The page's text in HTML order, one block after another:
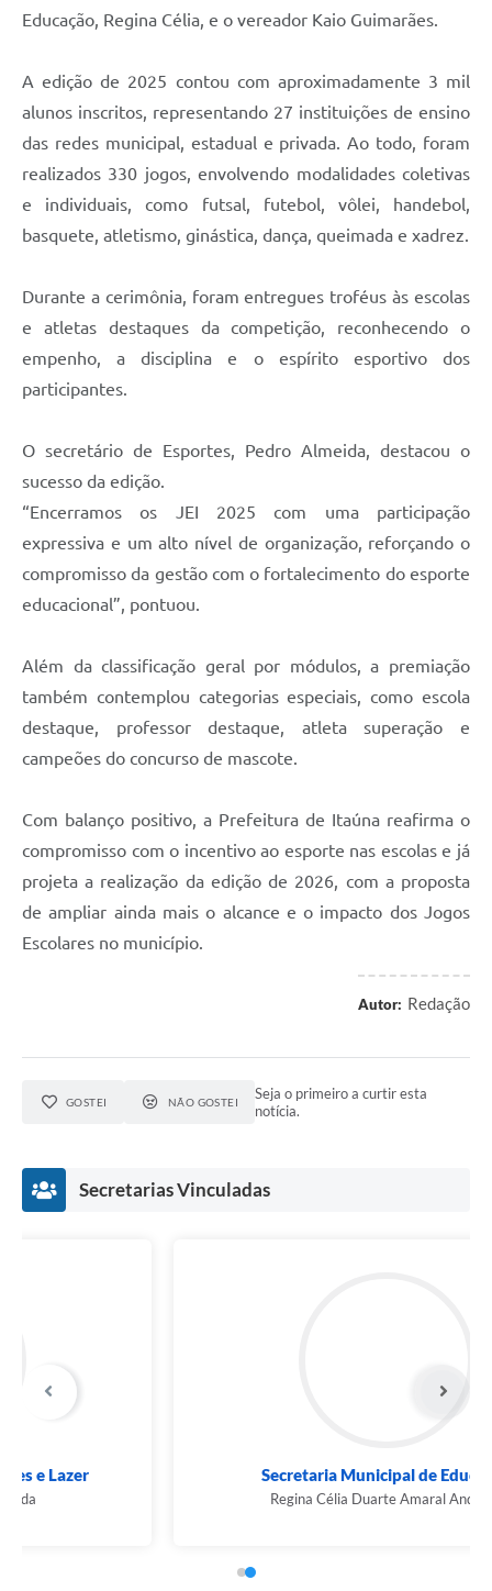
Educação, Regina Célia, e o vereador Kaio Guimarães.
A edição de 2025 contou com aproximadamente 3 mil
alunos inscritos, representando 27 instituições de ensino
das redes municipal, estadual e privada. Ao todo, foram
realizados 330 jogos, envolvendo modalidades coletivas
e individuais, como futsal, futebol, vôlei, handebol,
basquete, atletismo, ginástica, dança, queimada e xadrez.
Durante a cerimônia, foram entregues troféus às escolas
e atletas destaques da competição, reconhecendo o
empenho, a disciplina e o espírito esportivo dos
participantes.
O secretário de Esportes, Pedro Almeida, destacou o
sucesso da edição.
“Encerramos os JEI 2025 com uma participação
expressiva e um alto nível de organização, reforçando o
compromisso da gestão com o fortalecimento do esporte
educacional”, pontuou.
Além da classificação geral por módulos, a premiação
também contemplou categorias especiais, como escola
destaque, professor destaque, atleta superação e
campeões do concurso de mascote.
Com balanço positivo, a Prefeitura de Itaúna reafirma o
compromisso com o incentivo ao esporte nas escolas e já
projeta a realização da edição de 2026, com a proposta
de ampliar ainda mais o alcance e o impacto dos Jogos
Escolares no município.
Autor: Redação
GOSTEI NÃO GOSTEI
Seja o primeiro a curtir esta
notícia.
Secretarias Vinculadas
Secretaria Municipal de Educação
Regina Célia Duarte Amaral Andrade